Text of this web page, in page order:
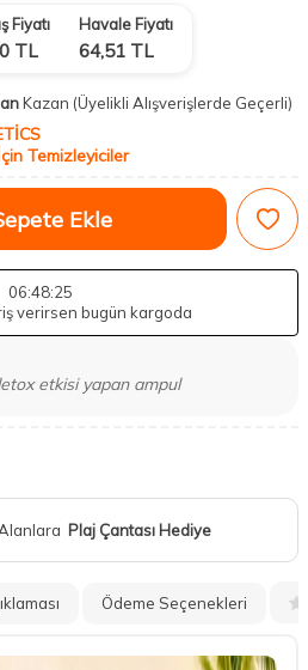
Fiyatı
TL
Havale Fiyatı
64,51 TL
Kazan (Üyelikli Alışverişlerde Geçerli)
Temizleyiciler
Ekle
06:48:24
verirsen bugün kargoda
etkisi yapan ampul
Plaj Çantası Hediye
Ödeme Seçenekleri